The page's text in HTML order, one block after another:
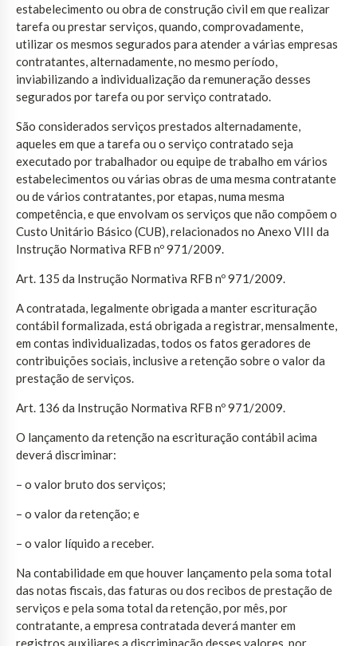
estabelecimento ou obra de construção civil em que realizar
tarefa ou prestar serviços, quando, comprovadamente,
utilizar os mesmos segurados para atender a várias empresas
contratantes, alternadamente, no mesmo período,
inviabilizando a individualização da remuneração desses
segurados por tarefa ou por serviço contratado.
São considerados serviços prestados alternadamente,
aqueles em que a tarefa ou o serviço contratado seja
executado por trabalhador ou equipe de trabalho em vários
estabelecimentos ou várias obras de uma mesma contratante
ou de vários contratantes, por etapas, numa mesma
competência, e que envolvam os serviços que não compõem o
Custo Unitário Básico (CUB), relacionados no Anexo VIII da
Instrução Normativa RFB nº 971/2009.
Art. 135 da Instrução Normativa RFB nº 971/2009.
A contratada, legalmente obrigada a manter escrituração
contábil formalizada, está obrigada a registrar, mensalmente,
em contas individualizadas, todos os fatos geradores de
contribuições sociais, inclusive a retenção sobre o valor da
prestação de serviços.
Art. 136 da Instrução Normativa RFB nº 971/2009.
O lançamento da retenção na escrituração contábil acima
deverá discriminar:
– o valor bruto dos serviços;
– o valor da retenção; e
– o valor líquido a receber.
Na contabilidade em que houver lançamento pela soma total
das notas fiscais, das faturas ou dos recibos de prestação de
serviços e pela soma total da retenção, por mês, por
contratante, a empresa contratada deverá manter em
registros auxiliares a discriminação desses valores, por